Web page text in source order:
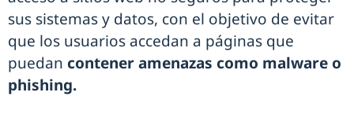
sus sistemas y datos, con el objetivo de evitar
que los usuarios accedan a páginas que
puedan contener amenazas como malware o
phishing.